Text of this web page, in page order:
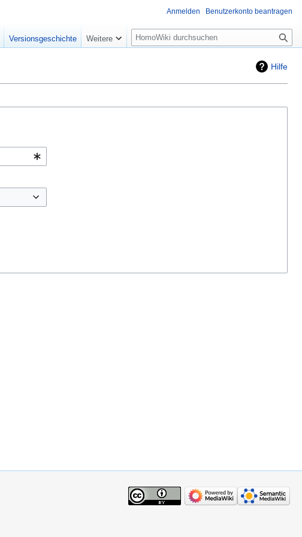
Hilfe
Anmelden Benutzerkonto beantragen
Versionsgeschichte Weitere
Suche